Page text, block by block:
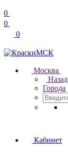
0
0
0
Москва
Назад
Города
Кабинет